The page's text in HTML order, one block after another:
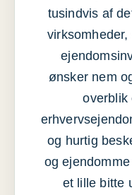
tusindvis af
ønsker nem
overblik
og hurtig
og
et lille bitte